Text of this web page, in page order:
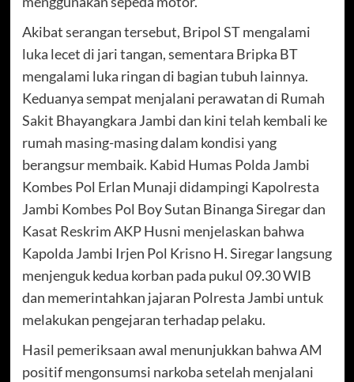
Akibat serangan tersebut, Bripol ST mengalami
luka lecet di jari tangan, sementara Bripka BT
mengalami luka ringan di bagian tubuh lainnya.
Keduanya sempat menjalani perawatan di Rumah
Sakit Bhayangkara Jambi dan kini telah kembali ke
rumah masing-masing dalam kondisi yang
berangsur membaik. Kabid Humas Polda Jambi
Kombes Pol Erlan Munaji didampingi Kapolresta
Jambi Kombes Pol Boy Sutan Binanga Siregar dan
Kasat Reskrim AKP Husni menjelaskan bahwa
Kapolda Jambi Irjen Pol Krisno H. Siregar langsung
menjenguk kedua korban pada pukul 09.30 WIB
dan memerintahkan jajaran Polresta Jambi untuk
melakukan pengejaran terhadap pelaku.
Hasil pemeriksaan awal menunjukkan bahwa AM
positif mengonsumsi narkoba setelah menjalani